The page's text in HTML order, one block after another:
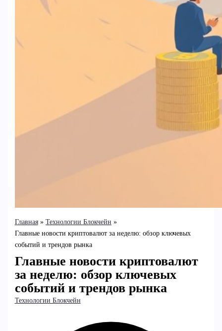
Главная
Технологии Блокчейн
Главные новости криптовалют за неделю: обзор ключевых
событий и трендов рынка
Главные новости криптовалют
за неделю: обзор ключевых
событий и трендов рынка
Технологии Блокчейн